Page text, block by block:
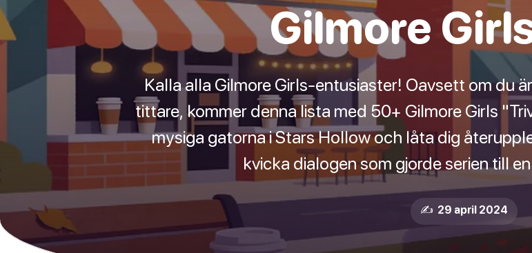
Gilmore
Kalla alla Gilmore Girls-entusiaster! Oavsett om du
tittare, kommer denna lista med 50+ Gilmore Girls
mysiga gatorna i Stars Hollow och låta dig
kvicka dialogen som gjorde serien till
✍️ 29 april 2024